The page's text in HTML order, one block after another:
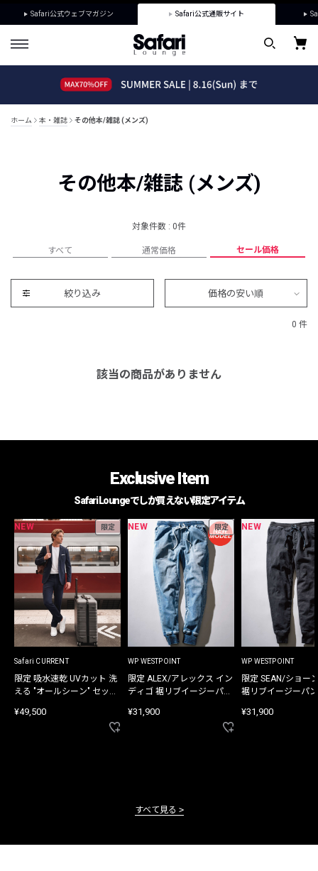
Safari公式ウェブマガジン Safari公式通販サイト
ホーム 本・雑誌 その他本/雑誌 (メンズ)
その他本/雑誌 (メンズ)
対象件数 : 0件
すべて 通常価格 セール価格
絞り込み 価格の安い順
0 件
該当の商品がありません
Exclusive Item
Safari Loungeでしか買えない限定アイテム
NEW 限定
Safari CURRENT
限定 吸水速乾 UVカット 洗
える "オールシーン" セット
¥49,500
NEW 限定
WP WESTPOINT
限定 ALEX/アレックス イン
ディゴ 裾リブイージーパン
¥31,900
NEW
WP WESTPOINT
限定 SEAN/ショー
裾リブイージーパ
¥31,900
すべて見る